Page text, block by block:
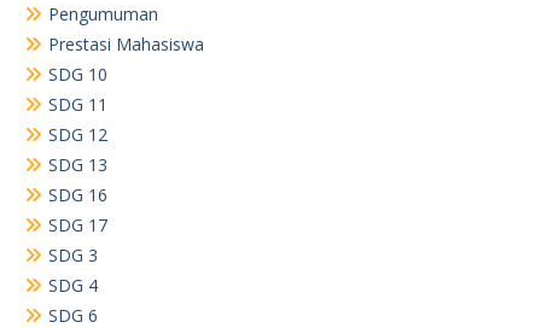
Pengumuman
Prestasi Mahasiswa
SDG 10
SDG 11
SDG 12
SDG 13
SDG 16
SDG 17
SDG 3
SDG 4
SDG 6